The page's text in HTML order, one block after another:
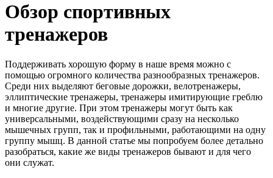
Обзор спортивных
тренажеров
Поддерживать хорошую форму в наше время можно с
помощью огромного количества разнообразных тренажеров.
Среди них выделяют беговые дорожки, велотренажеры,
эллиптические тренажеры, тренажеры имитирующие греблю
и многие другие. При этом тренажеры могут быть как
универсальными, воздействующими сразу на несколько
мышечных групп, так и профильными, работающими на одну
группу мышц. В данной статье мы попробуем более детально
разобраться, какие же виды тренажеров бывают и для чего
они служат.